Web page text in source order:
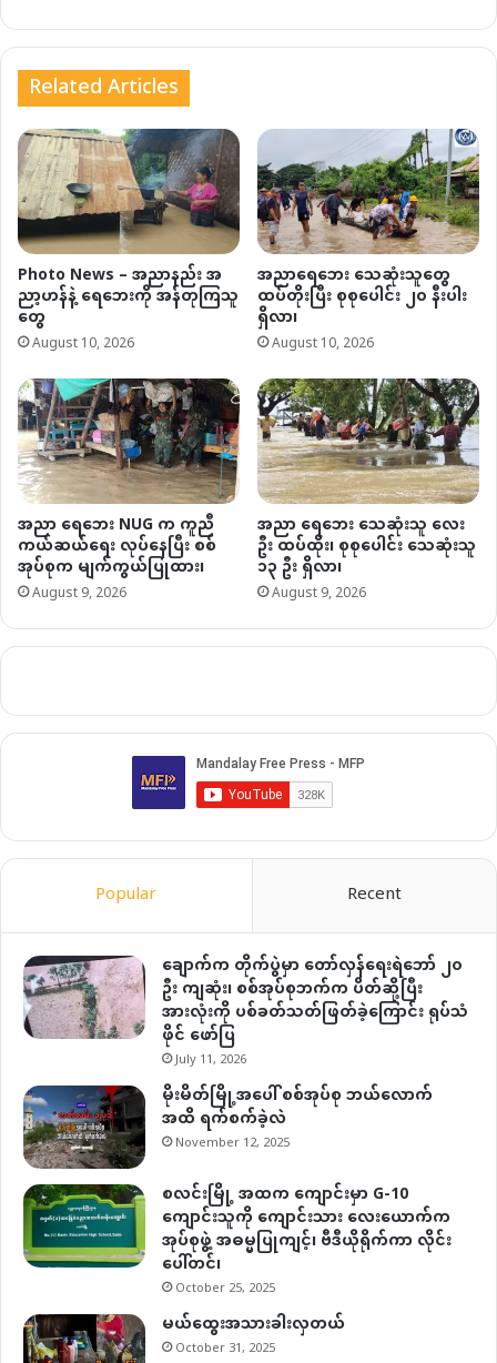
Related Articles
Photo News – အညာနည်း အ
ညာ့ဟန်နဲ့ ရေဘေးကို အန်တုကြသူ
တွေ
August 10, 2026
အညာရေဘေး သေဆုံးသူတွေ
ထပ်တိုးပြီး စုစုပေါင်း ၂၀ နီးပါး
ရှိလာ၊
August 10, 2026
အညာ ရေဘေး NUG က ကူညီ
ကယ်ဆယ်ရေး လုပ်နေပြီး စစ်
အုပ်စုက မျက်ကွယ်ပြုထား၊
August 9, 2026
အညာ ရေဘေး သေဆုံးသူ လေး
ဦး ထပ်ထိုး၊ စုစုပေါင်း သေဆုံးသူ
၁၃ ဦး ရှိလာ၊
August 9, 2026
Popular Recent
ချောက်က တိုက်ပွဲမှာ တော်လှန်ရေးရဲဘော် ၂၀
ဦး ကျဆုံး၊ စစ်အုပ်စုဘက်က ပိတ်ဆို့ပြီး
အားလုံးကို ပစ်ခတ်သတ်ဖြတ်ခဲ့ကြောင်း ရုပ်သံ
ဖိုင် ဖော်ပြ
July 11, 2026
မိုးမိတ်မြို့အပေါ် စစ်အုပ်စု ဘယ်လောက်
အထိ ရက်စက်ခဲ့လဲ
November 12, 2025
စလင်းမြို့ အထက ကျောင်းမှာ G-10
ကျောင်းသူကို ကျောင်းသား လေးယောက်က
အုပ်စုဖွဲ့ အဓမ္မပြုကျင့်၊ ဗီဒီယိုရိုက်ကာ လိုင်း
ပေါ်တင်၊
October 25, 2025
မယ်ထွေးအသားခါးလှတယ်
October 31, 2025